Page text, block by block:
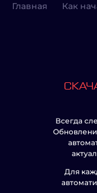
Главная Как
Всегда
Для